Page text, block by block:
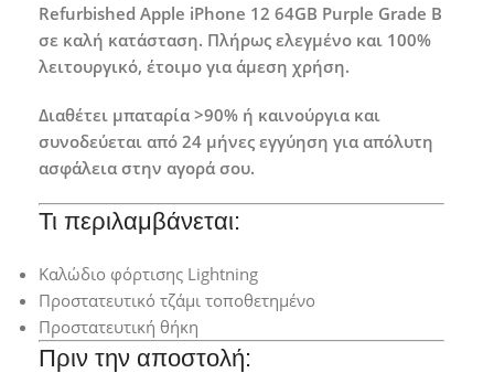
Refurbished Apple iPhone 12 64GB Purple Grade B
σε καλή κατάσταση. Πλήρως ελεγμένο και 100%
λειτουργικό, έτοιμο για άμεση χρήση.
Διαθέτει μπαταρία >90% ή καινούργια και
συνοδεύεται από 24 μήνες εγγύηση για απόλυτη
ασφάλεια στην αγορά σου.
Τι περιλαμβάνεται:
Καλώδιο φόρτισης Lightning
Προστατευτικό τζάμι τοποθετημένο
Προστατευτική θήκη
Πριν την αποστολή: